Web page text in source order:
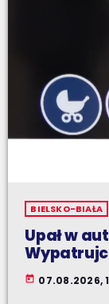
BIELSKO-BIAŁA
Upał w
today 07.08.2026,